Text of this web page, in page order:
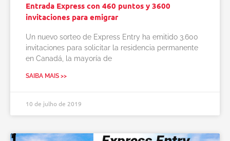
Entrada Express con 460 puntos y 3600
invitaciones para emigrar
Un nuevo sorteo de Express Entry ha emitido 3.600
invitaciones para solicitar la residencia permanente
en Canadá, la mayoría de
SAIBA MAIS >>
10 de julho de 2019